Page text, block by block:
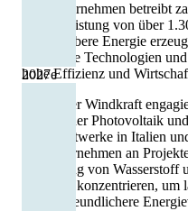
2027e
Das Unternehmen betreibt
Gesamtleistung von über
TWh saubere Energie
modernste Technologien
hohe Effizienz und
Neben der Windkraft
Bereich der Photovoltaik
Solarkraftwerke in Italien
das Unternehmen an
Erzeugung von Wasserstoff
Energien konzentrieren, um
umweltfreundlichere